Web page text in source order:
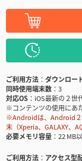
ご利用方法
ダウンロー
同時使用端末数
3
対応OS
iOS最新の２世
※コンテンツの使用にあ
※Androidは、Android２
末（Xperia、GALAXY、
必要メモリ容量
22 MB
ご利用方法
アクセス型